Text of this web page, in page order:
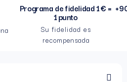
Programa de fidelidad 1 € =
1 punto
Su fidelidad es
recompensada